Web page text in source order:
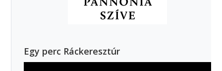
Egy perc Ráckeresztúr